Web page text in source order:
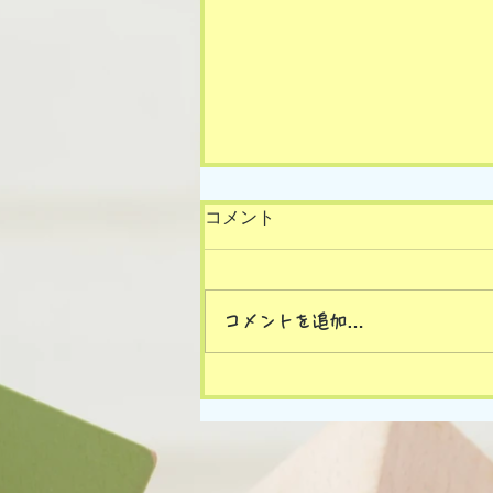
8/5(水)の様子です🎵
コメント
コメントを追加…